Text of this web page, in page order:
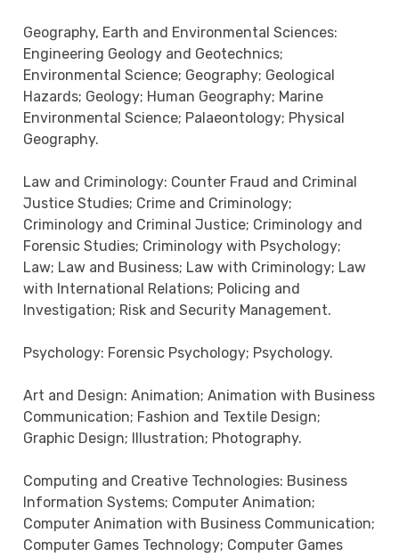
Geography, Earth and Environmental Sciences:
Engineering Geology and Geotechnics;
Environmental Science; Geography; Geological
Hazards; Geology; Human Geography; Marine
Environmental Science; Palaeontology; Physical
Geography.
Law and Criminology: Counter Fraud and Criminal
Justice Studies; Crime and Criminology;
Criminology and Criminal Justice; Criminology and
Forensic Studies; Criminology with Psychology;
Law; Law and Business; Law with Criminology; Law
with International Relations; Policing and
Investigation; Risk and Security Management.
Psychology: Forensic Psychology; Psychology.
Art and Design: Animation; Animation with Business
Communication; Fashion and Textile Design;
Graphic Design; Illustration; Photography.
Computing and Creative Technologies: Business
Information Systems; Computer Animation;
Computer Animation with Business Communication;
Computer Games Technology; Computer Games